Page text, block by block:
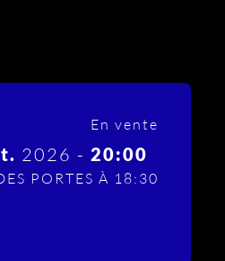
En vente
2026 - 20:00
PORTES À 18:30